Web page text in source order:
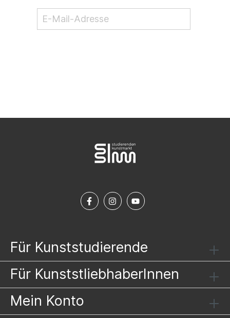
Für Kunststudierende
Für KunststliebhaberInnen
Mein Konto